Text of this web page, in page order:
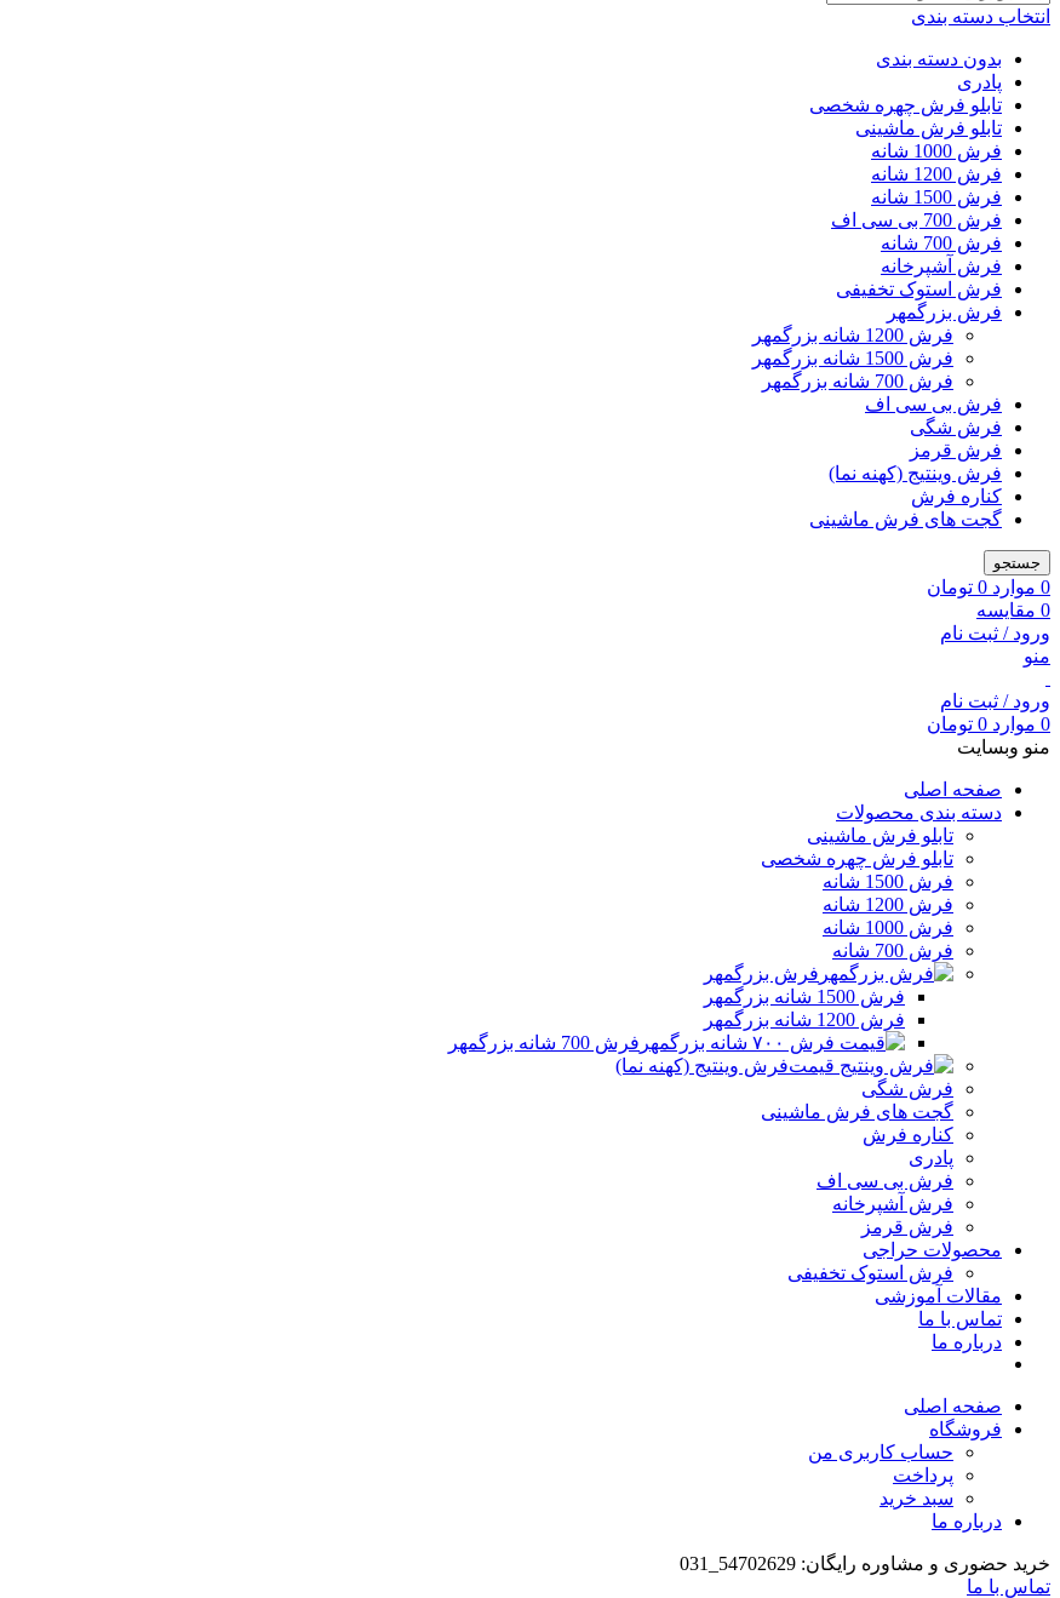
انتخاب دسته بندی
بدون دسته بندی
پادری
تابلو فرش چهره شخصی
تابلو فرش ماشینی
فرش 1000 شانه
فرش 1200 شانه
فرش 1500 شانه
فرش 700 بی سی اف
فرش 700 شانه
فرش آشپرخانه
فرش استوک تخفیفی
فرش بزرگمهر
فرش 1200 شانه بزرگمهر
فرش 1500 شانه بزرگمهر
فرش 700 شانه بزرگمهر
فرش بی سی اف
فرش شگی
فرش قرمز
فرش وینتیج (کهنه نما)
کناره فرش
گجت های فرش ماشینی
جستجو
0 موارد 0 تومان
0 مقایسه
ورود / ثبت نام
منو
ورود / ثبت نام
0 موارد 0 تومان
منو وبسایت
صفحه اصلی
دسته بندی محصولات
تابلو فرش ماشینی
تابلو فرش چهره شخصی
فرش 1500 شانه
فرش 1200 شانه
فرش 1000 شانه
فرش 700 شانه
فرش بزرگمهر
فرش 1500 شانه بزرگمهر
فرش 1200 شانه بزرگمهر
فرش 700 شانه بزرگمهر
فرش وینتیج (کهنه نما)
فرش شگی
گجت های فرش ماشینی
کناره فرش
پادری
فرش بی سی اف
فرش آشپرخانه
فرش قرمز
محصولات حراجی
فرش استوک تخفیفی
مقالات آموزشی
تماس با ما
درباره ما
صفحه اصلی
فروشگاه
حساب کاربری من
پرداخت
سبد خرید
درباره ما
خرید حضوری و مشاوره رایگان: 54702629_031
تماس با ما